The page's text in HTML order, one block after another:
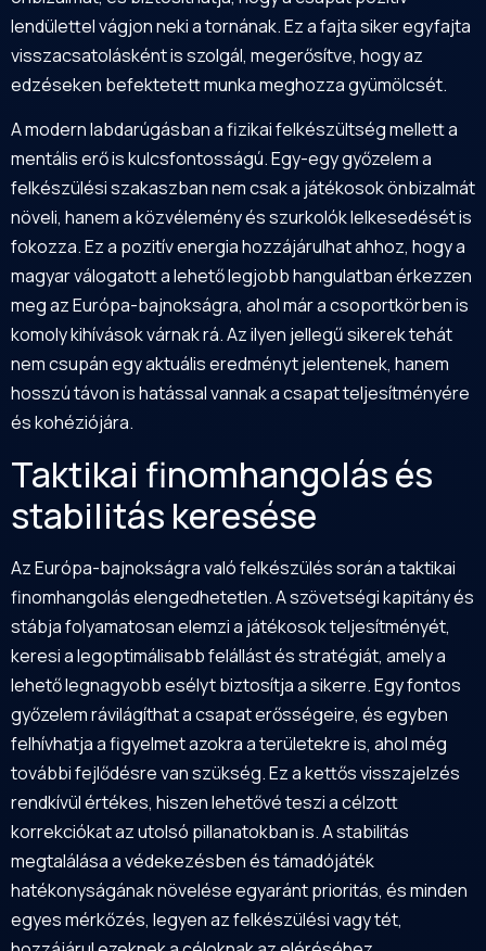
lendülettel vágjon neki a tornának. Ez a fajta siker egyfajta
visszacsatolásként is szolgál, megerősítve, hogy az
edzéseken befektetett munka meghozza gyümölcsét.
A modern labdarúgásban a fizikai felkészültség mellett a
mentális erő is kulcsfontosságú. Egy-egy győzelem a
felkészülési szakaszban nem csak a játékosok önbizalmát
növeli, hanem a közvélemény és szurkolók lelkesedését is
fokozza. Ez a pozitív energia hozzájárulhat ahhoz, hogy a
magyar válogatott a lehető legjobb hangulatban érkezzen
meg az Európa-bajnokságra, ahol már a csoportkörben is
komoly kihívások várnak rá. Az ilyen jellegű sikerek tehát
nem csupán egy aktuális eredményt jelentenek, hanem
hosszú távon is hatással vannak a csapat teljesítményére
és kohéziójára.
Taktikai finomhangolás és
stabilitás keresése
Az Európa-bajnokságra való felkészülés során a taktikai
finomhangolás elengedhetetlen. A szövetségi kapitány és
stábja folyamatosan elemzi a játékosok teljesítményét,
keresi a legoptimálisabb felállást és stratégiát, amely a
lehető legnagyobb esélyt biztosítja a sikerre. Egy fontos
győzelem rávilágíthat a csapat erősségeire, és egyben
felhívhatja a figyelmet azokra a területekre is, ahol még
további fejlődésre van szükség. Ez a kettős visszajelzés
rendkívül értékes, hiszen lehetővé teszi a célzott
korrekciókat az utolsó pillanatokban is. A stabilitás
megtalálása a védekezésben és támadójáték
hatékonyságának növelése egyaránt prioritás, és minden
egyes mérkőzés, legyen az felkészülési vagy tét,